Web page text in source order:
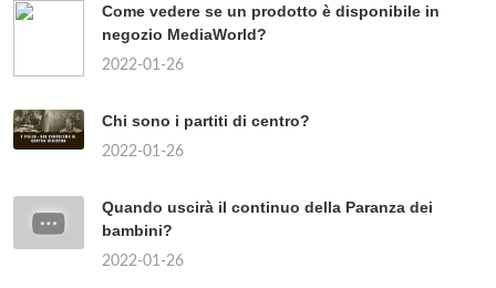
Come vedere se un prodotto è disponibile in
negozio MediaWorld?
2022-01-26
Chi sono i partiti di centro?
2022-01-26
Quando uscirà il continuo della Paranza dei
bambini?
2022-01-26